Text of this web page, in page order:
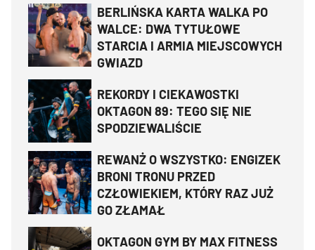
BERLIŃSKA KARTA WALKA PO
WALCE: DWA TYTUŁOWE
STARCIA I ARMIA MIEJSCOWYCH
GWIAZD
REKORDY I CIEKAWOSTKI
OKTAGON 89: TEGO SIĘ NIE
SPODZIEWALIŚCIE
REWANŻ O WSZYSTKO: ENGIZEK
BRONI TRONU PRZED
CZŁOWIEKIEM, KTÓRY RAZ JUŻ
GO ZŁAMAŁ
OKTAGON GYM BY MAX FITNESS